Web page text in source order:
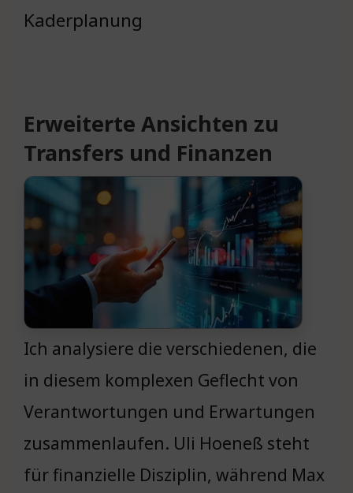
Kaderplanung
Erweiterte Ansichten zu
Transfers und Finanzen
Ich analysiere die verschiedenen, die
in diesem komplexen Geflecht von
Verantwortungen und Erwartungen
zusammenlaufen. Uli Hoeneß steht
für finanzielle Disziplin, während Max